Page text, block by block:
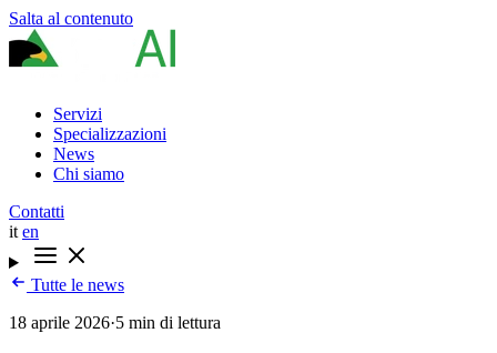
Salta al contenuto
Servizi
Specializzazioni
News
Chi siamo
Contatti
it en
Tutte le news
18 aprile 2026·5 min di lettura